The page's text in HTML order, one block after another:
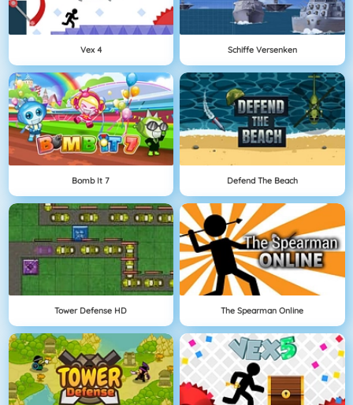
Vex 4 Schiffe Versenken
Bomb It 7 Defend The Beach
Tower Defense HD The Spearman Online